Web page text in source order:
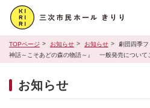
TOPページ お知らせ お知らせ
劇団四季
神話～こそあどの森の物語～』 一般発売について
お知らせ